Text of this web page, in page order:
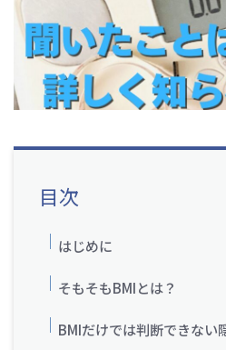
目次
はじめに
そもそもBMIとは？
BMIだけでは判断できない